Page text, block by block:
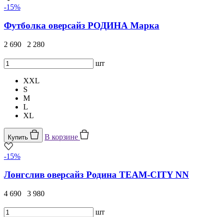
-15%
Футболка оверсайз РОДИНА Марка
2 690 2 280
шт
XXL
S
M
L
XL
Купить В корзине
-15%
Лонгслив оверсайз Родина TEAM-CITY NN
4 690 3 980
шт